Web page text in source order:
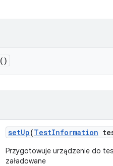
()
setUp(TestInformation
Przygotowuje urządzenie do
załadowane